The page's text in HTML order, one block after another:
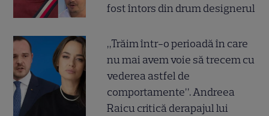
fost întors din drum designerul
„Trăim într-o perioadă în care
nu mai avem voie să trecem cu
vederea astfel de
comportamente”. Andreea
Raicu critică derapajul lui